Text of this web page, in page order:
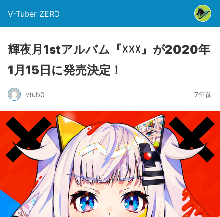
V-Tuber ZERO
輝夜月1stアルバム『☓☓☓』が2020年
1月15日に発売決定！
vtub0 7年前